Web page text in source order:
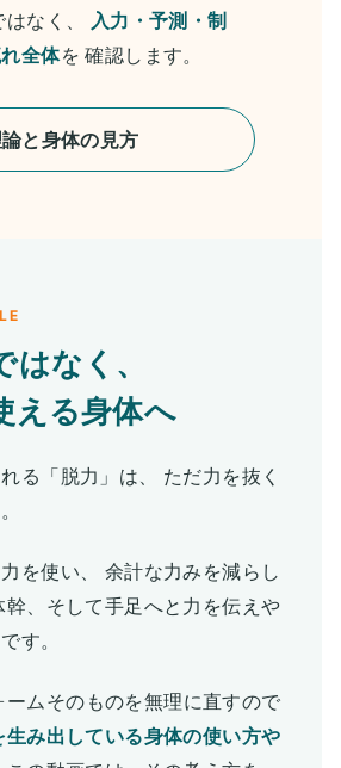
なく、
入力・予測・制
全体を 確認します。
と身体の見方
なく、
える身体へ
る「脱力」は、 ただ力を抜く
を使い、 余計な力みを減らし
、そして手足へと力を伝えや
す。
ムそのものを無理に直すので
生み出している身体の使い方や